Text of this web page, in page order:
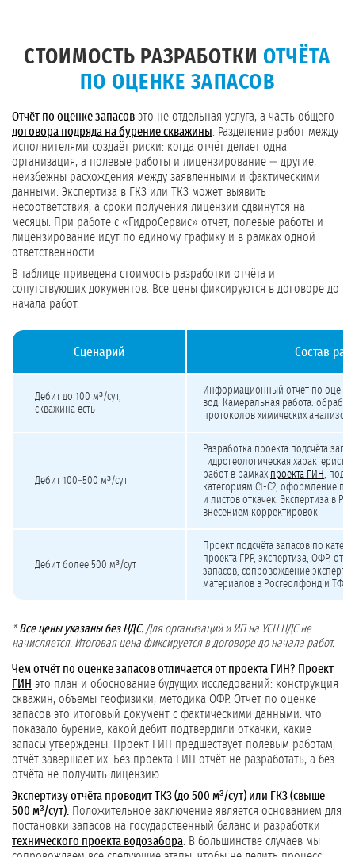
СТОИМОСТЬ РАЗРАБОТКИ ОТЧЁТА
ПО ОЦЕНКЕ ЗАПАСОВ
Отчёт по оценке запасов это не отдельная услуга, а часть общего
договора подряда на бурение скважины . Разделение работ между
исполнителями создаёт риски: когда отчёт делает одна
организация, а полевые работы и лицензирование — другие,
неизбежны расхождения между заявленными и фактическими
данными. Экспертиза в ГКЗ или ТКЗ может выявить
несоответствия, а сроки получения лицензии сдвинутся на
месяцы. При работе с «ГидроСервис» отчёт, полевые работы и
лицензирование идут по единому графику и в рамках одной
ответственности.
В таблице приведена стоимость разработки отчёта и
сопутствующих документов. Все цены фиксируются в договоре до
начала работ.
Сценарий Состав
Дебит до 100 м³/сут,
скважина есть
Информационный отчёт по
вод. Камеральная работа:
протоколов химических анализов,
Дебит 100–500 м³/сут
Разработка проекта подсчёта
гидрогеологическая
работ в рамках проекта ГИН,
категориям С1-С2, оформление
и листов откачек. Экспертиза в
внесением корректировок
Дебит более 500 м³/сут
Проект подсчёта запасов по
проекта ГРР, экспертиза, ОФР,
запасов, сопровождение
материалов в Росгеолфонд и ТФГИ
* Все цены указаны без НДС. Для организаций и ИП на УСН НДС не
начисляется. Итоговая цена фиксируется в договоре до начала работ.
Чем отчёт по оценке запасов отличается от проекта ГИН? Проект
ГИН это план и обоснование будущих исследований: конструкция
скважин, объёмы геофизики, методика ОФР. Отчёт по оценке
запасов это итоговый документ с фактическими данными: что
показало бурение, какой дебит подтвердили откачки, какие
запасы утверждены. Проект ГИН предшествует полевым работам,
отчёт завершает их. Без проекта ГИН отчёт не разработать, а без
отчёта не получить лицензию.
Экспертизу отчёта проводит ТКЗ (до 500 м³/сут) или ГКЗ (свыше
500 м³/сут). Положительное заключение является основанием для
постановки запасов на государственный баланс и разработки
технического проекта водозабора . В большинстве случаев мы